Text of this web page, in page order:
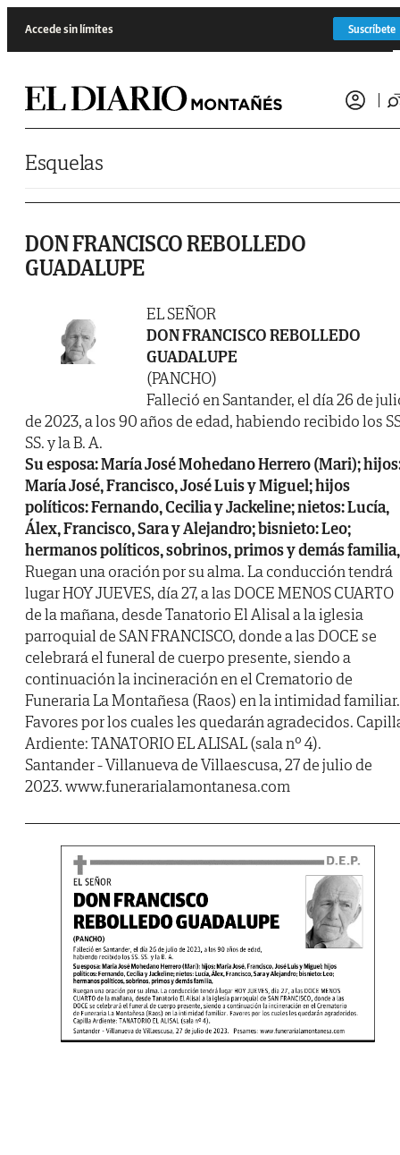
Accede sin límites Suscríbete
Esquelas
DON FRANCISCO REBOLLEDO
GUADALUPE
EL SEÑOR
DON FRANCISCO REBOLLEDO
GUADALUPE
(PANCHO)
Falleció en Santander, el día 26 de
de 2023, a los 90 años de edad, habiendo recibido los
SS. y la B. A.
Su esposa: María José Mohedano Herrero (Mari);
María José, Francisco, José Luis y Miguel; hijos
políticos: Fernando, Cecilia y Jackeline; nietos: Lucía,
Álex, Francisco, Sara y Alejandro; bisnieto: Leo;
hermanos políticos, sobrinos, primos y demás familia,
Ruegan una oración por su alma. La conducción tendrá
lugar HOY JUEVES, día 27, a las DOCE MENOS CUARTO
de la mañana, desde Tanatorio El Alisal a la iglesia
parroquial de SAN FRANCISCO, donde a las DOCE se
celebrará el funeral de cuerpo presente, siendo a
continuación la incineración en el Crematorio de
Funeraria La Montañesa (Raos) en la intimidad familiar.
Favores por los cuales les quedarán agradecidos.
Ardiente: TANATORIO EL ALISAL (sala nº 4).
Santander - Villanueva de Villaescusa, 27 de julio de
2023. www.funerarialamontanesa.com